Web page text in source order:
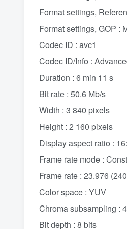
Format settings,
Format settings, GOP :
Codec ID : avc1
Codec ID/Info :
Duration : 6 min 11 s
Bit rate : 50.6 Mb/s
Width : 3 840 pixels
Height : 2 160 pixels
Display aspect ratio :
Frame rate mode :
Frame rate : 23.976
Color space : YUV
Chroma subsampling :
Bit depth : 8 bits